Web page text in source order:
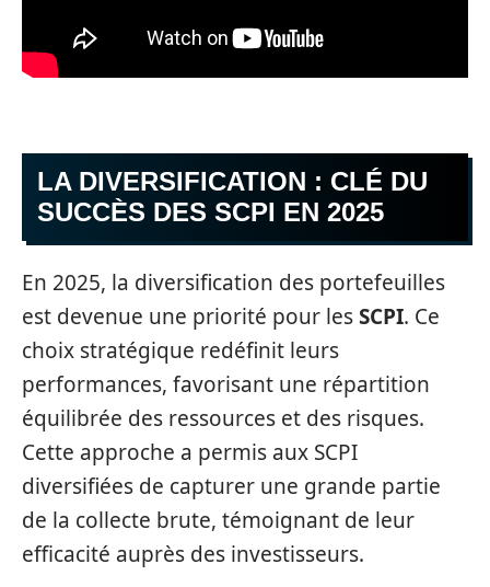
LA DIVERSIFICATION : CLÉ DU
SUCCÈS DES SCPI EN 2025
En 2025, la diversification des portefeuilles
est devenue une priorité pour lesSCPI. Ce
choix stratégique redéfinit leurs
performances, favorisant une répartition
équilibrée des ressources et des risques.
Cette approche a permis aux SCPI
diversifiées de capturer une grande partie
de la collecte brute, témoignant de leur
efficacité auprès des investisseurs.